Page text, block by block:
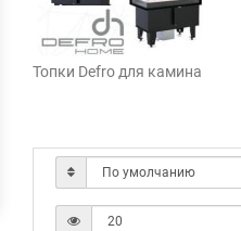
Топки Defro для камина